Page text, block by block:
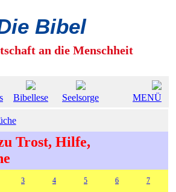
Bibel
an die Menschheit
Bibellese Seelsorge MENÜ
Trost, Hilfe,
3 4 5 6
7